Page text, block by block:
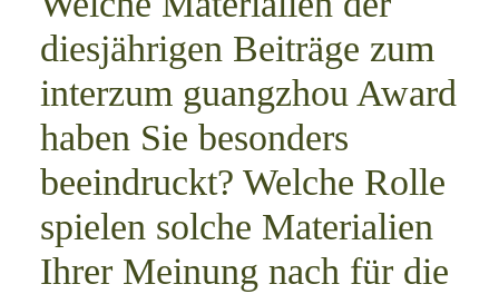
diesjährigen Beiträge zum
interzum guangzhou Award
haben Sie besonders
beeindruckt? Welche Rolle
spielen solche Materialien
Ihrer Meinung nach für die